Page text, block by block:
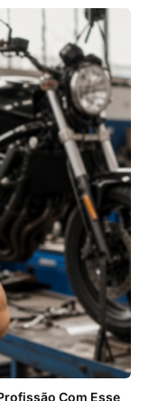
Com Esse